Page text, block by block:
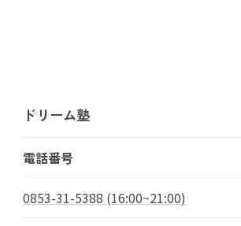
ドリーム塾
電話番号
0853-31-5388 (16:00~21:00)